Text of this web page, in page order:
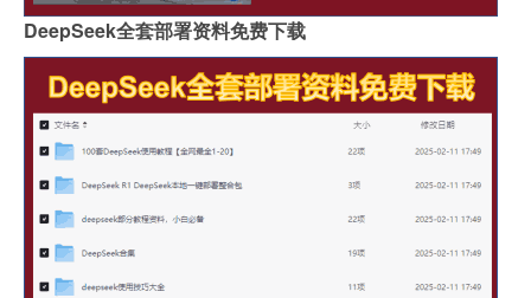
DeepSeek全套部署资料免费下载